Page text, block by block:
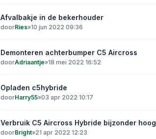
Afvalbakje in de bekerhouder
doorRies»10 jun 2022 09:36
Demonteren achterbumper C5 Aircross
doorAdriaantje»18 mei 2022 16:52
Opladen c5hybride
doorHarry55»03 apr 2022 10:17
Verbruik C5 Aircross Hybride bijzonder hoog
doorBright»21 apr 2022 12:23